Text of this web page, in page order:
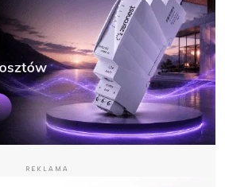
REKLAMA